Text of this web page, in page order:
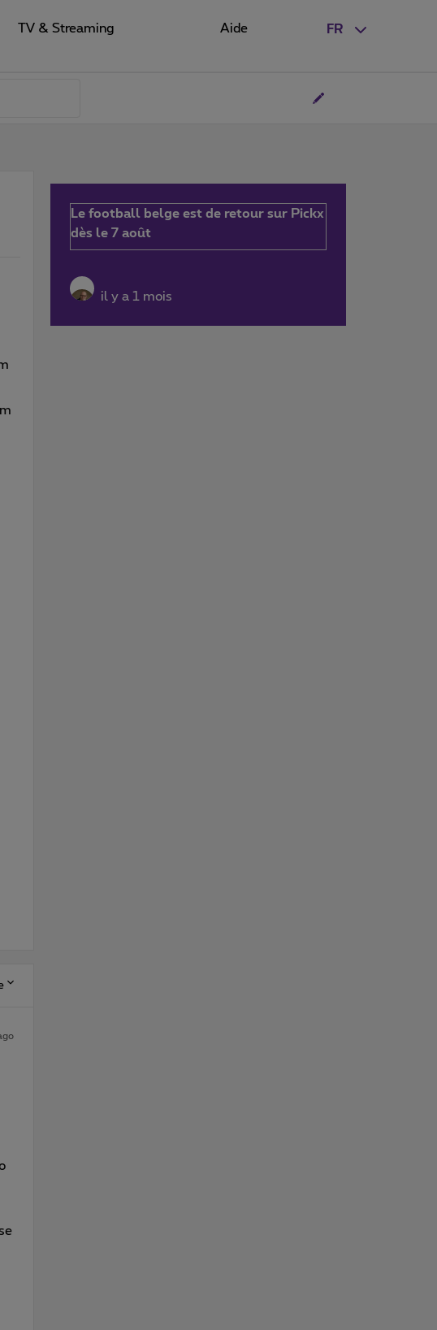
FR
TV & Streaming Aide
Le football belge est de retour sur Pickx
dès le 7 août
il y a 1 mois